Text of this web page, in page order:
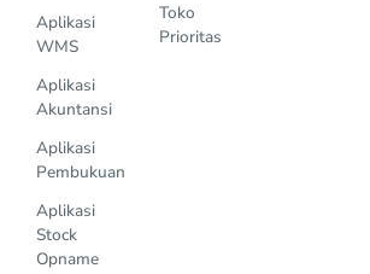
Aplikasi
WMS
Aplikasi
Akuntansi
Aplikasi
Pembukuan
Aplikasi
Stock
Opname
Toko
Prioritas